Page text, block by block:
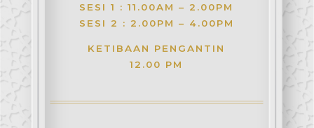
SESI 1 : 11.00AM – 2.00PM
SESI 2 : 2.00PM – 4.00PM
KETIBAAN PENGANTIN
12.00 PM